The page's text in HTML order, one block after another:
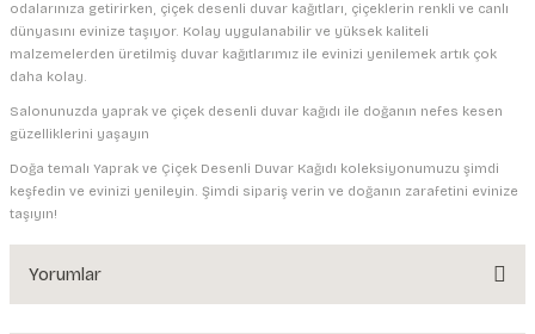
odalarınıza getirirken, çiçek desenli duvar kağıtları, çiçeklerin renkli ve canlı
dünyasını evinize taşıyor. Kolay uygulanabilir ve yüksek kaliteli
malzemelerden üretilmiş duvar kağıtlarımız ile evinizi yenilemek artık çok
daha kolay.
Salonunuzda yaprak ve çiçek desenli duvar kağıdı ile doğanın nefes kesen
güzelliklerini yaşayın
Doğa temalı Yaprak ve Çiçek Desenli Duvar Kağıdı koleksiyonumuzu şimdi
keşfedin ve evinizi yenileyin. Şimdi sipariş verin ve doğanın zarafetini evinize
taşıyın!
Yorumlar